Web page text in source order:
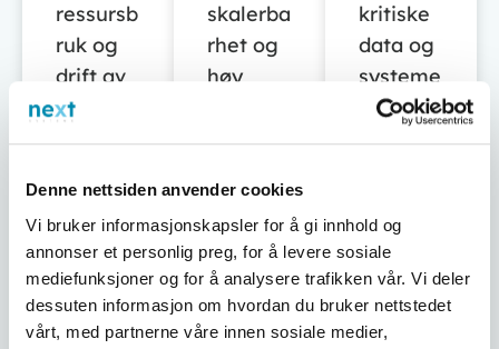
Denne nettsiden anvender cookies
Vi bruker informasjonskapsler for å gi innhold og
annonser et personlig preg, for å levere sosiale
mediefunksjoner og for å analysere trafikken vår. Vi deler
dessuten informasjon om hvordan du bruker nettstedet
vårt, med partnerne våre innen sosiale medier,
ressursb
ruk og
drift av
IT-
infrastru
skalerba
rhet og
høy
kritiske
data og
systeme
Termina
lserverl
Panda
Antiviru
MS SQL
Kraftig